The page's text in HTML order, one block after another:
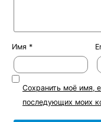
Имя *
Сохранить моё имя,
последующих моих